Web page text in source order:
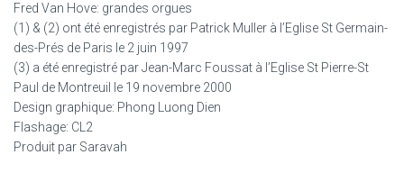
Fred Van Hove: grandes orgues
(1) & (2) ont été enregistrés par Patrick Muller à l’Eglise St Germain-
des-Prés de Paris le 2 juin 1997
(3) a été enregistré par Jean-Marc Foussat à l’Eglise St Pierre-St
Paul de Montreuil le 19 novembre 2000
Design graphique: Phong Luong Dien
Flashage: CL2
Produit par Saravah